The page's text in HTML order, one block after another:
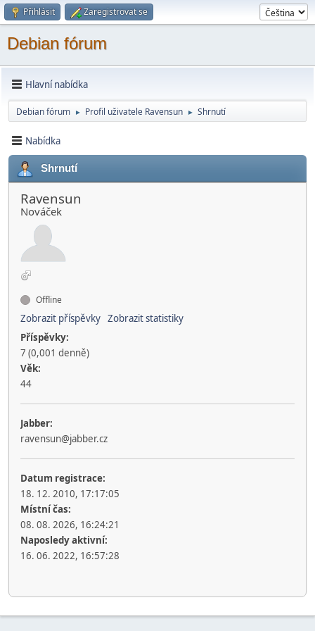
Přihlásit Zaregistrovat se
Debian fórum
Hlavní nabídka
Debian fórum ► Profil uživatele Ravensun ► Shrnutí
Nabídka
Shrnutí
Ravensun
Nováček
Offline
Zobrazit příspěvky Zobrazit statistiky
Příspěvky:
7 (0,001 denně)
Věk:
44
Jabber:
ravensun@jabber.cz
Datum registrace:
18. 12. 2010, 17:17:05
Místní čas:
08. 08. 2026, 16:24:21
Naposledy aktivní:
16. 06. 2022, 16:57:28